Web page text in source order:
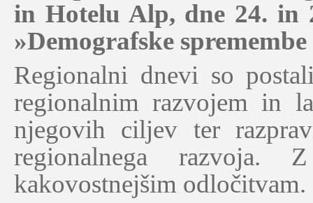
in Hotelu Alp, dne 24. in
»Demografske
Regionalni dnevi so
regionalnim razvojem in
njegovih ciljev ter
regionalnega
kakovostnejšim odločitvam.